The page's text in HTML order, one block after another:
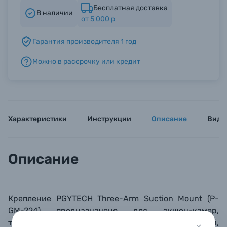
Уценённые товары
В наличии
Бесплатная доставка
от 5 000 р
Гарантия производителя 1 год
Можно в рассрочку или кредит
Характеристики Инструкции Описание
Описание
Крепление PGYTECH Three-Arm Suction Mount (P-
GM-224) предназначено для экшен-камер,
телефонов или
аксессуаров (осветителей,